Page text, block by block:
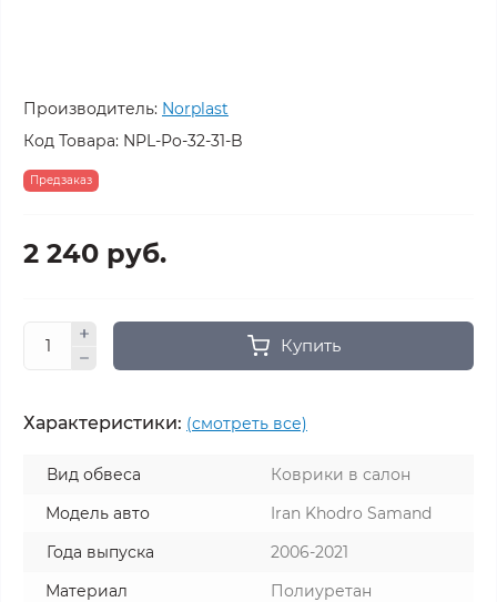
Производитель: Norplast
Код Товара: NPL-Po-32-31-B
Предзаказ
2 240 руб.
Купить
Характеристики: (смотреть все)
Вид обвеса
Коврики в салон
Модель авто
Iran Khodro Samand
Года выпуска
2006-2021
Материал
Полиуретан